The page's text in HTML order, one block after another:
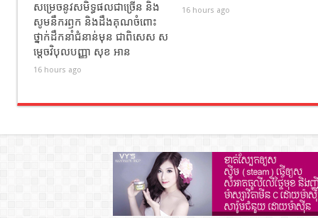
សម្រេចនូវសមិទ្ធផលជាច្រើន និង
សូមនឹករឭក និងដឹងគុណចំពោះ
ថ្នាក់ដឹកនាំជំនាន់មុន ជាពិសេស ស
ម្តេចវិបុលបញ្ញា សុខ អាន
16 hours ago
16 hours ago